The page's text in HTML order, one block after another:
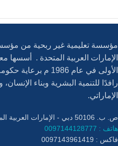
مؤسسة تعليمية غير ربحية من
الإمارات العربية المتحدة . أسسها
الأولى في عام 1986
رافدًا للتنمية البشرية وبناء
الإماراتي.
ص. ب. 50106 دبي - الإمارات العربية المتحدة
هاتف : 0097144128777
فاكس : 0097143961419